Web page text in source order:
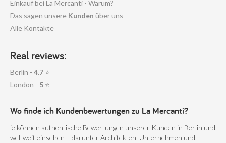
Einkauf bei La Mercanti - Warum?
Das sagen unsere Kunden über uns
Alle Kontakte
Real reviews:
Berlin - 4.7 ⭐
London - 5 ⭐
Wo finde ich Kundenbewertungen zu La Mercanti?
ie können authentische Bewertungen unserer Kunden in Berlin und
weltweit einsehen – darunter Architekten, Unternehmen und